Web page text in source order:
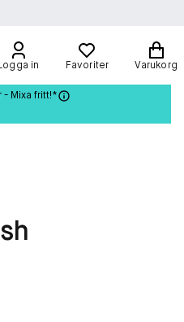
in Favoriter Varukorg
- Mixa fritt!*